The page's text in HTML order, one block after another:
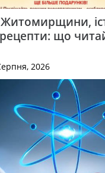
Житомирщини,
що
2026